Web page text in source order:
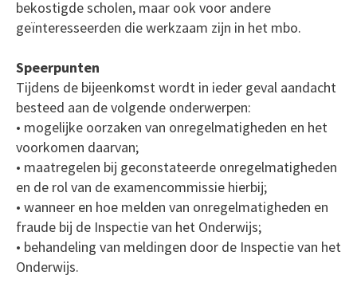
bekostigde scholen, maar ook voor andere
geïnteresseerden die werkzaam zijn in het mbo.
Speerpunten
Tijdens de bijeenkomst wordt in ieder geval aandacht
besteed aan de volgende onderwerpen:
• mogelijke oorzaken van onregelmatigheden en het
voorkomen daarvan;
• maatregelen bij geconstateerde onregelmatigheden
en de rol van de examencommissie hierbij;
• wanneer en hoe melden van onregelmatigheden en
fraude bij de Inspectie van het Onderwijs;
• behandeling van meldingen door de Inspectie van het
Onderwijs.